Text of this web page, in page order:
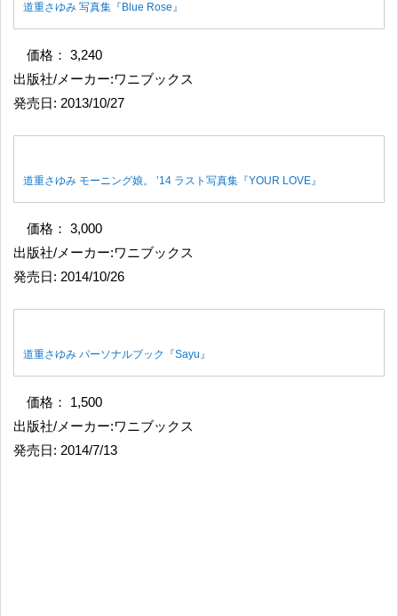
道重さゆみ 写真集『Blue Rose』
価格： 3,240
出版社/メーカー:ワニブックス
発売日: 2013/10/27
道重さゆみ モーニング娘。 ’14 ラスト写真集『YOUR LOVE』
価格： 3,000
出版社/メーカー:ワニブックス
発売日: 2014/10/26
道重さゆみ パーソナルブック『Sayu』
価格： 1,500
出版社/メーカー:ワニブックス
発売日: 2014/7/13